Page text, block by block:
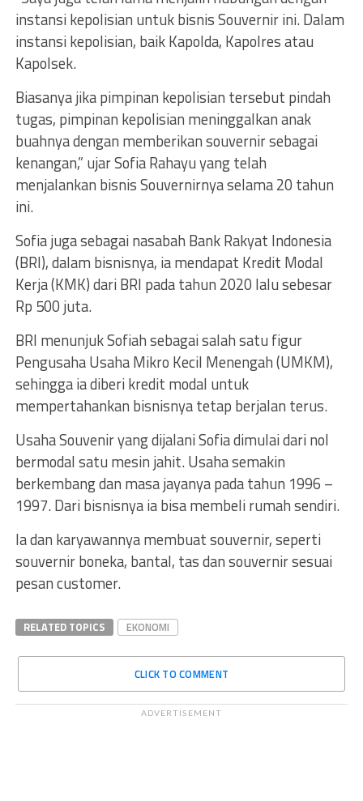
instansi kepolisian untuk bisnis Souvernir ini. Dalam
instansi kepolisian, baik Kapolda, Kapolres atau
Kapolsek.
Biasanya jika pimpinan kepolisian tersebut pindah
tugas, pimpinan kepolisian meninggalkan anak
buahnya dengan memberikan souvernir sebagai
kenangan,” ujar Sofia Rahayu yang telah
menjalankan bisnis Souvernirnya selama 20 tahun
ini.
Sofia juga sebagai nasabah Bank Rakyat Indonesia
(BRI), dalam bisnisnya, ia mendapat Kredit Modal
Kerja (KMK) dari BRI pada tahun 2020 lalu sebesar
Rp 500 juta.
BRI menunjuk Sofiah sebagai salah satu figur
Pengusaha Usaha Mikro Kecil Menengah (UMKM),
sehingga ia diberi kredit modal untuk
mempertahankan bisnisnya tetap berjalan terus.
Usaha Souvenir yang dijalani Sofia dimulai dari nol
bermodal satu mesin jahit. Usaha semakin
berkembang dan masa jayanya pada tahun 1996 –
1997. Dari bisnisnya ia bisa membeli rumah sendiri.
Ia dan karyawannya membuat souvernir, seperti
souvernir boneka, bantal, tas dan souvernir sesuai
pesan customer.
RELATED TOPICS EKONOMI
CLICK TO COMMENT
ADVERTISEMENT